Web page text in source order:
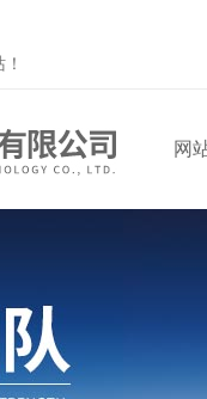
网